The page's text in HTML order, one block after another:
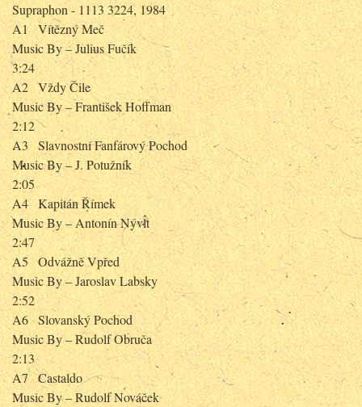
Supraphon - 1113 3224, 1984
A1 Vítězný Meč
Music By – Julius Fučík
3:24
A2 Vždy Čile
Music By – František Hoffman
2:12
A3
Slavnostní Fanfárový Pochod
Music By – J. Potužník
2:05
A4 Kapitán Římek
Music By – Antonín Nývlt
2:47
A5 Odvážně Vpřed
Music By – Jaroslav Labsky
2:52
A6 Slovanský Pochod
Music By – Rudolf Obruča
2:13
A7 Castaldo
Music By – Rudolf Nováček